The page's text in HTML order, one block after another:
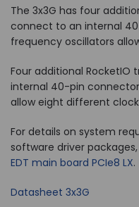
The 3x3G has four
connect to an internal
frequency oscillators
Four additional
internal 40-pin
allow eight different
For details on system
software driver
EDT main board PCIe8 LX.
Datasheet 3x3G